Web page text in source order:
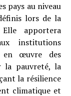
pays au niveau
lors de la
apportera
institutions
en œuvre des
la pauvreté, la
la résilience
climatique et